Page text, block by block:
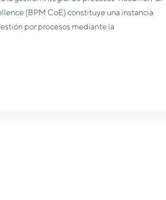
(BPM CoE) constituye una instancia
por procesos mediante la